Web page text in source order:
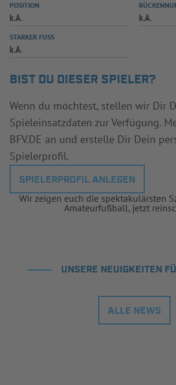
POSITION
k.A. k.A.
STARKER FUSS
k.A.
BIST DU DIESER SPIELER?
Wenn du möchtest, stellen wir Dir
Spieleinsatzdaten zur Verfügung.
BFV.DE an und erstelle Dir Dein
Spielerprofil.
SPIELERPROFIL ANLEGEN
Wir zeigen euch die spektakulärsten
Amateurfußball, jetzt
UNSERE NEUIGKEITEN
ALLE NEWS